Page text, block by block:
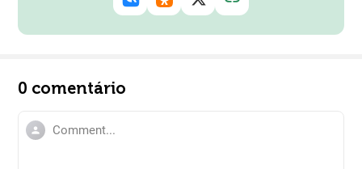
0 comentário
person